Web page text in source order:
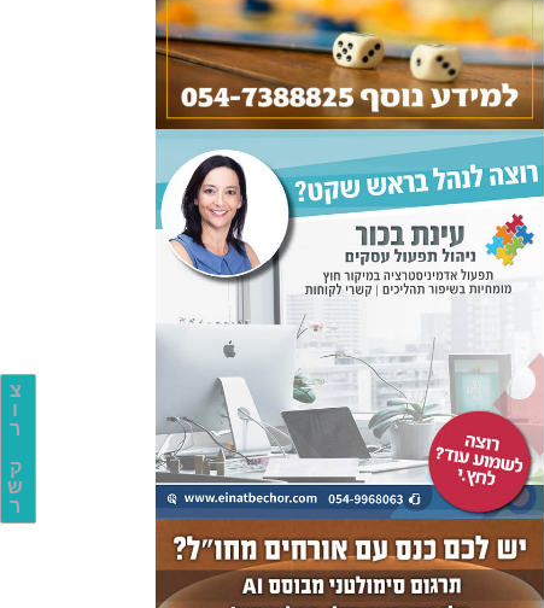
צ
ו
ר
ק
ש
ר